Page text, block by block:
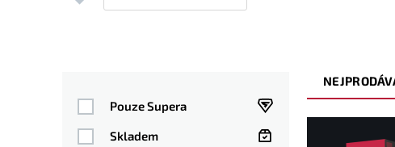
Pouze Supera
Skladem